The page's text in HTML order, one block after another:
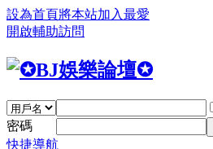
設為首頁將本站加入最愛
開啟輔助訪問
密碼
快捷導航